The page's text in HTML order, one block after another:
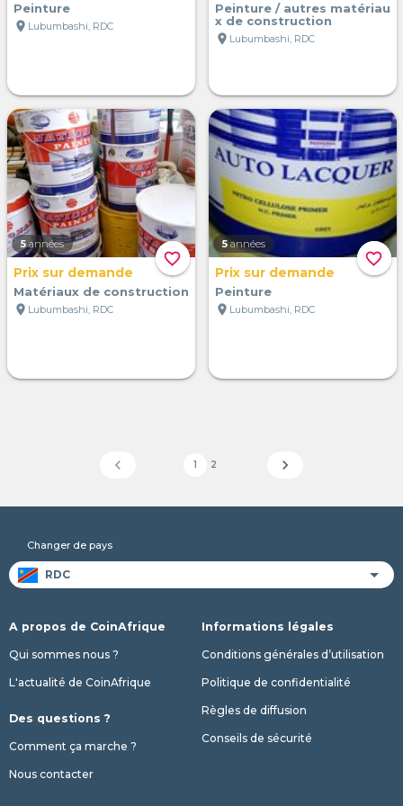
Peinture
location_on Lubumbashi, RDC
Peinture / autres matériau
x de construction
location_on Lubumbashi, RDC
favorite_border
5 années
Prix sur demande
Matériaux de construction
location_on Lubumbashi, RDC
favorite_border
5 années
Prix sur demande
Peinture
location_on Lubumbashi, RDC
chevron_left 1 2 chevron_right
Changer de pays
A propos de CoinAfrique
Qui sommes nous ?
L'actualité de CoinAfrique
Des questions ?
Comment ça marche ?
Nous contacter
Informations légales
Conditions générales d’utilisation
Politique de confidentialité
Règles de diffusion
Conseils de sécurité